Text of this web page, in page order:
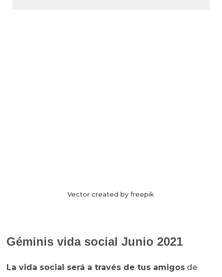
Vector created by freepik
Géminis vida social Junio 2021
La vida social será a través de tus amigos de